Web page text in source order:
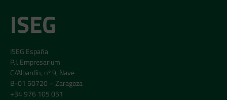
ISEG
ISEG España
P.I. Empresarium
C/Albardín, nº 9, Nave
B-01 50720 – Zaragoza
+34 976 105 051